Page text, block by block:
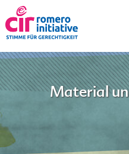
Material